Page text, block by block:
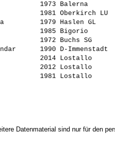
1973 Balerna
Iso
1981
1979 Haslen
Paola
1985 Bigorio
1972 Buchs
1990 D-
Eily
2014
Erin
2012
Lara
Datenmaterial sind nur für den